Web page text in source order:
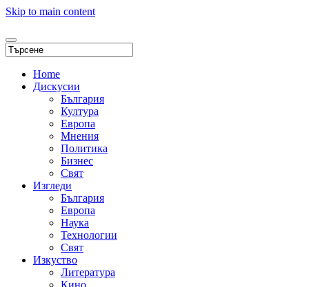
Skip to main content
Home
Дискусии
България
Култура
Европа
Мнения
Политика
Бизнес
Свят
Изгледи
България
Европа
Наука
Технологии
Свят
Изкуство
Литература
Кино